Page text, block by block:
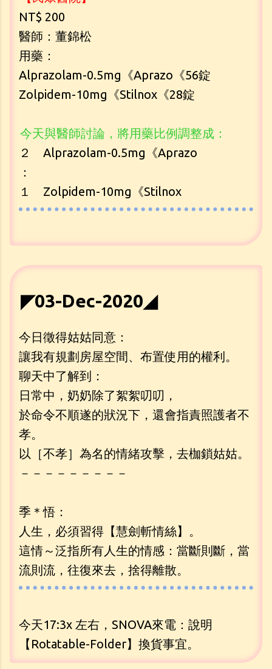
NT$ 200
醫師：董錦松
用藥：
Alprazolam-0.5mg《Aprazo《56錠
Zolpidem-10mg《Stilnox《28錠
今天與醫師討論，將用藥比例調整成：
２ Alprazolam-0.5mg《Aprazo
：
１ Zolpidem-10mg《Stilnox
◤03-Dec-2020◢
今日徵得姑姑同意：
讓我有規劃房屋空間、布置使用的權利。
聊天中了解到：
日常中，奶奶除了絮絮叨叨，
於命令不順遂的狀況下，還會指責照護者不
孝。
以［不孝］為名的情緒攻擊，去枷鎖姑姑。
－－－－－－－－－
季＊悟：
人生，必須習得【慧劍斬情絲】。
這情～泛指所有人生的情感：當斷則斷，當
流則流，往復來去，捨得離散。
今天17:3x 左右，SNOVA來電：說明
【Rotatable-Folder】換貨事宜。